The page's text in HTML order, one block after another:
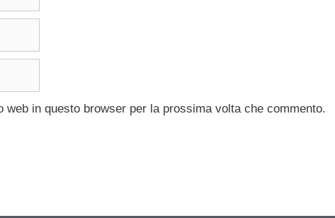
web in questo browser per la prossima volta che commento.